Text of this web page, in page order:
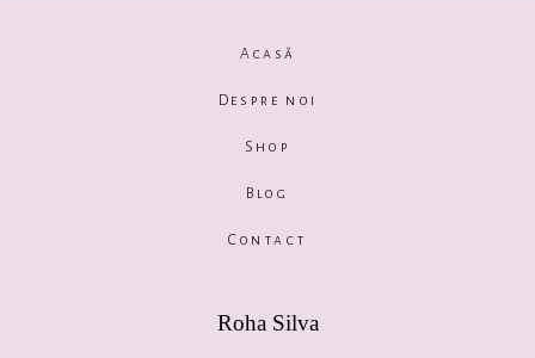
Acasă
Despre noi
Shop
Blog
Contact
Roha Silva